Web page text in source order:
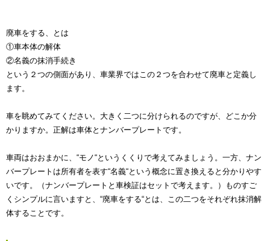
廃車をする、とは
①車本体の解体
②名義の抹消手続き
という２つの側面があり、車業界ではこの２つを合わせて廃車と定義し
ます。
車を眺めてみてください。大きく二つに分けられるのですが、どこか分
かりますか。正解は車体とナンバープレートです。
車両はおおまかに、“モノ“というくくりで考えてみましょう。一方、ナン
バープレートは所有者を表す“名義“という概念に置き換えると分かりやす
いです。（ナンバープレートと車検証はセットで考えます。）ものすご
くシンプルに言いますと、“廃車をする“とは、この二つをそれぞれ抹消解
体することです。